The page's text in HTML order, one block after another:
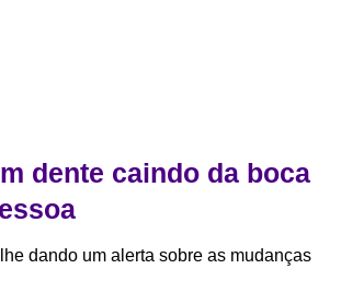
dente caindo da boca
dando um alerta sobre as mudanças